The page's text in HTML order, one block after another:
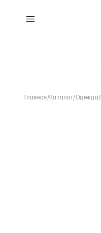
Главная/Каталог/Одежда/